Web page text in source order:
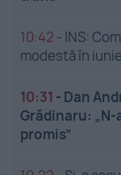
10:42 - INS:
modestă în
10:31 - Dan
Grădinaru:
promis”